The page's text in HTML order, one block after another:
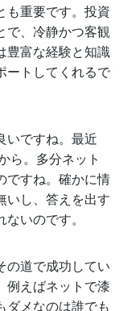
も重要です。投資
で、冷静かつ客観
豊富な経験と知識
ートしてくれるで
いですね。最近
ら。多分ネット
ですね。確かに情
いし、答えを出す
いのです。
の道で成功してい
例えばネットで漆
ダメなのは誰でも